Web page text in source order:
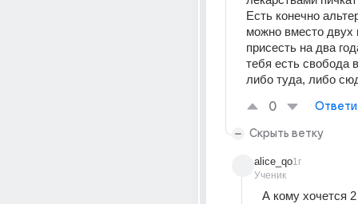
Есть конечно
можно вместо двух
присесть на два
тебя есть
либо туда, либо
0
Скрыть ветку
alice_qo
Ученик
1г
А кому хочется